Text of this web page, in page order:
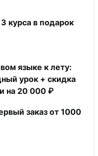
курса в подарок
языке к лету:
урок + скидка
на 20 000 ₽
заказ от 1000